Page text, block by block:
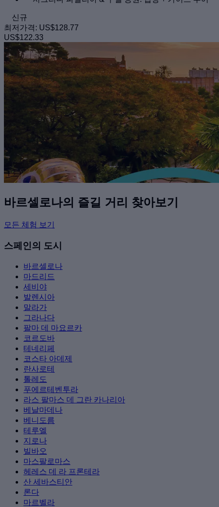
신규
최저가격: US$128.77
US$122.33
바르셀로나의 즐길 거리 찾아보기
모든 체험 보기
스페인의 도시
바르셀로나
마드리드
세비야
발렌시아
말라가
그라나다
팔마 데 마요르카
코르도바
테네리페
코스타 아데제
란사로테
톨레도
푸에르테벤투라
라스 팔마스 데 그란 카나리아
베날마데나
베니도름
테루엘
지로나
빌바오
마스팔로마스
헤레스 데 라 프론테라
산 세바스티안
론다
마르벨라